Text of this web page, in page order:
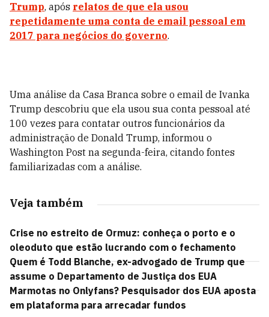
Trump, após relatos de que ela usou
repetidamente uma conta de email pessoal em
2017 para negócios do governo.
Uma análise da Casa Branca sobre o email de Ivanka
Trump descobriu que ela usou sua conta pessoal até
100 vezes para contatar outros funcionários da
administração de Donald Trump, informou o
Washington Post na segunda-feira, citando fontes
familiarizadas com a análise.
Veja também
Crise no estreito de Ormuz: conheça o porto e o
oleoduto que estão lucrando com o fechamento
Quem é Todd Blanche, ex-advogado de Trump que
assume o Departamento de Justiça dos EUA
Marmotas no Onlyfans? Pesquisador dos EUA aposta
em plataforma para arrecadar fundos